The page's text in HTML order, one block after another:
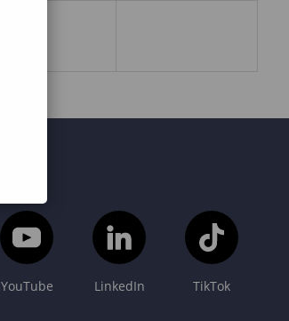
YouTube LinkedIn TikTok